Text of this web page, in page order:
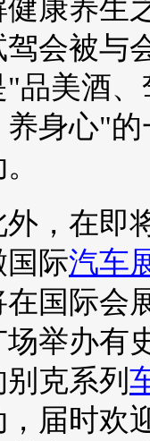
康养生
驾会被与
"品美酒、
养身心"
在即将
国际汽车
在国际会
举办有
别克系列
届时欢